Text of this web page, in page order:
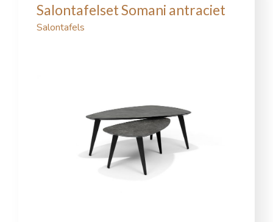
Salontafelset Somani antraciet
Salontafels